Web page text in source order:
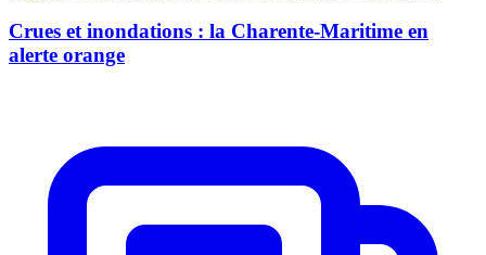
Crues et inondations : la Charente-Maritime en
alerte orange